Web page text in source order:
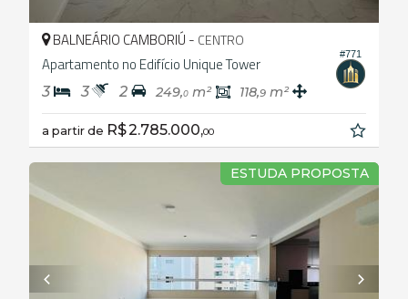
#771
BALNEÁRIO CAMBORIÚ - CENTRO
Apartamento no Edifício Unique Tower
3 3 2 249,0 m² 118,9 m²
a partir de R$ 2.785.000,00
ESTUDA PROPOSTA